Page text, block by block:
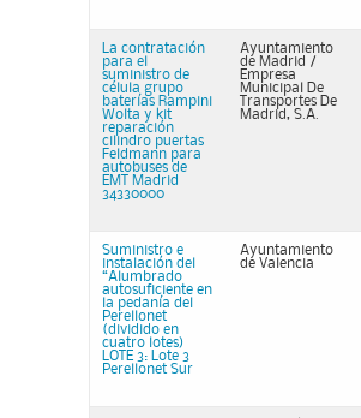
La contratación
para el
suministro de
célula grupo
baterías Rampini
Wolta y kit
reparación
cilindro puertas
Feldmann para
autobuses de
EMT Madrid
34330000
Ayuntamiento
de Madrid /
Empresa
Municipal De
Transportes De
Madrid, S.A.
Suministro e
instalación del
“Alumbrado
autosuficiente en
la pedanía del
Perellonet
(dividido en
cuatro lotes)
LOTE 3: Lote 3
Perellonet Sur
Ayuntamiento
de Valencia